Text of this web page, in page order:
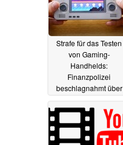
Strafe für das Testen
von Gaming-
Handhelds:
Finanzpolizei
beschlagnahmt über
YouTuber 16.07.2025